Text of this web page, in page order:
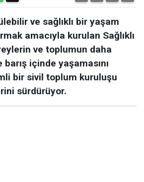
ve sağlıklı bir yaşam
amacıyla kurulan Sağlıklı
ve toplumun daha
barış içinde yaşamasını
bir sivil toplum kuruluşu
sürdürüyor.